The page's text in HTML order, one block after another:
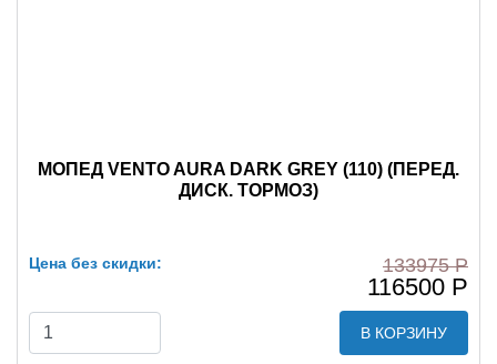
МОПЕД VENTO AURA DARK GREY (110) (ПЕРЕД.
ДИСК. ТОРМОЗ)
Цена без скидки: 133975 Р
116500 Р
В КОРЗИНУ